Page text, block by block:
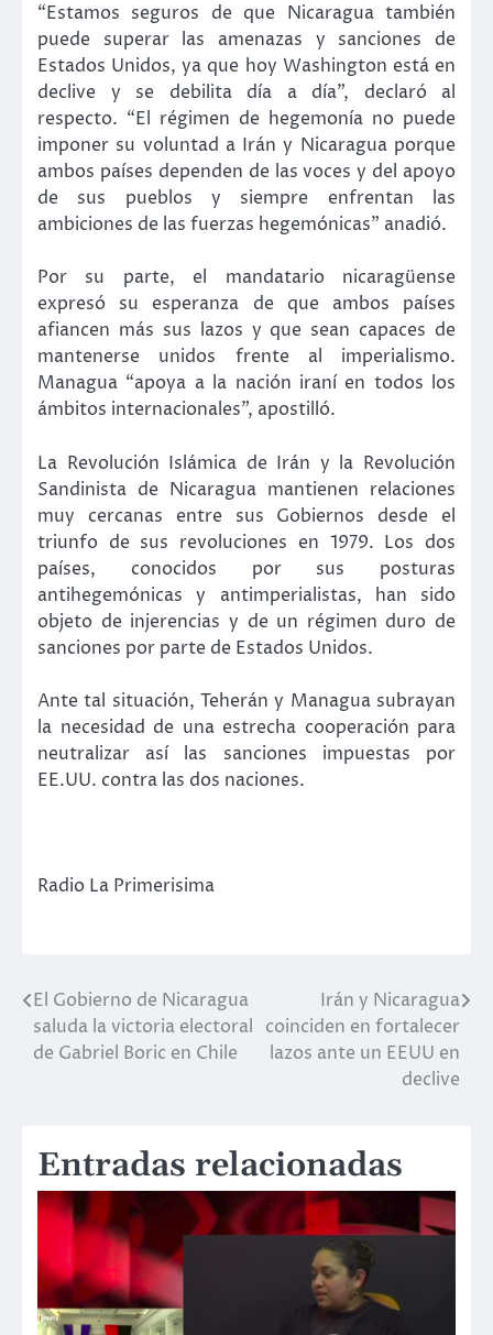
“Estamos seguros de que Nicaragua también
puede superar las amenazas y sanciones de
Estados Unidos, ya que hoy Washington está en
declive y se debilita día a día”, declaró al
respecto. “El régimen de hegemonía no puede
imponer su voluntad a Irán y Nicaragua porque
ambos países dependen de las voces y del apoyo
de sus pueblos y siempre enfrentan las
ambiciones de las fuerzas hegemónicas” anadió.
Por su parte, el mandatario nicaragüense
expresó su esperanza de que ambos países
afiancen más sus lazos y que sean capaces de
mantenerse unidos frente al imperialismo.
Managua “apoya a la nación iraní en todos los
ámbitos internacionales”, apostilló.
La Revolución Islámica de Irán y la Revolución
Sandinista de Nicaragua mantienen relaciones
muy cercanas entre sus Gobiernos desde el
triunfo de sus revoluciones en 1979. Los dos
países, conocidos por sus posturas
antihegemónicas y antimperialistas, han sido
objeto de injerencias y de un régimen duro de
sanciones por parte de Estados Unidos.
Ante tal situación, Teherán y Managua subrayan
la necesidad de una estrecha cooperación para
neutralizar así las sanciones impuestas por
EE.UU. contra las dos naciones.
Radio La Primerisima
Navegación
de
El Gobierno de Nicaragua
saluda la victoria electoral
de Gabriel Boric en Chile
Irán y Nicaragua
coinciden en fortalecer
lazos ante un EEUU en
declive
Entradas relacionadas